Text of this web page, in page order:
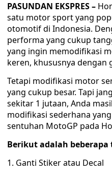
PASUNDAN EKSPRES –
satu motor sport yang
otomotif di Indonesia.
performa yang cukup
yang ingin memodifikasi
keren, khususnya dengan
Tetapi modifikasi motor
yang cukup besar. Tapi
sekitar 1 jutaan, Anda
modifikasi sederhana
sentuhan MotoGP pada
Berikut adalah beberapa
1. Ganti Stiker atau Decal